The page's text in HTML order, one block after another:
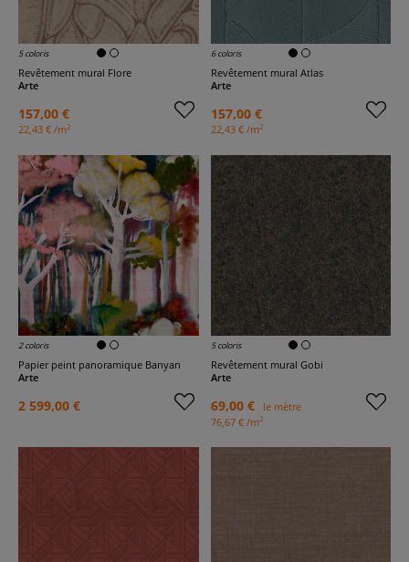
5 coloris
Revêtement mural Flore
Arte
157,00 €
22,43 € /m2
6 coloris
Revêtement mural Atlas
Arte
157,00 €
22,43 € /m2
2 coloris
Papier peint panoramique Banyan
Arte
2 599,00 €
5 coloris
Revêtement mural Gobi
Arte
69,00 €
le mètre
76,67 € /m2